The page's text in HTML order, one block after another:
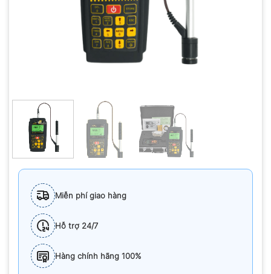
Miễn phí giao hàng
Hỗ trợ 24/7
Hàng chính hãng 100%